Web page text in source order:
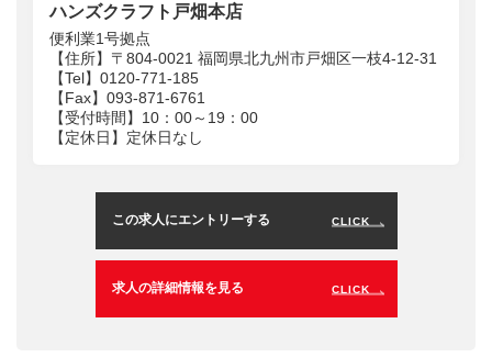
ハンズクラフト戸畑本店
便利業1号拠点
【住所】〒804-0021 福岡県北九州市戸畑区一枝4-12-31
【Tel】0120-771-185
【Fax】093-871-6761
【受付時間】10：00～19：00
【定休日】定休日なし
この求人にエントリーする CLICK
求人の詳細情報を見る CLICK